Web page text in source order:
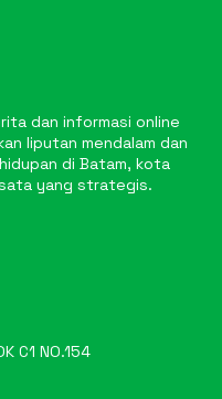
dan informasi online
liputan mendalam dan
di Batam, kota
yang strategis.
C1 NO.154